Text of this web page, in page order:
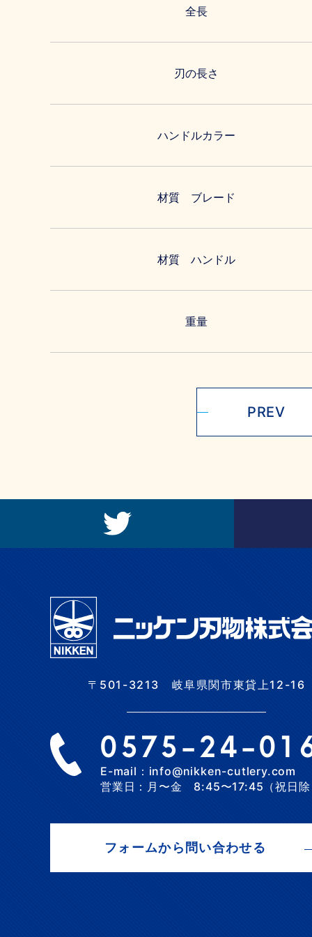
全長
刃の長さ
ハンドルカラー
材質 ブレード
材質 ハンドル
重量
PREV
〒501-3213 岐阜県関市東貸上12-16
0575-24-
E-mail：info@nikken-cutlery.com
営業日：月〜金 8:45〜17:45（祝日除
フォームから問い合わせる